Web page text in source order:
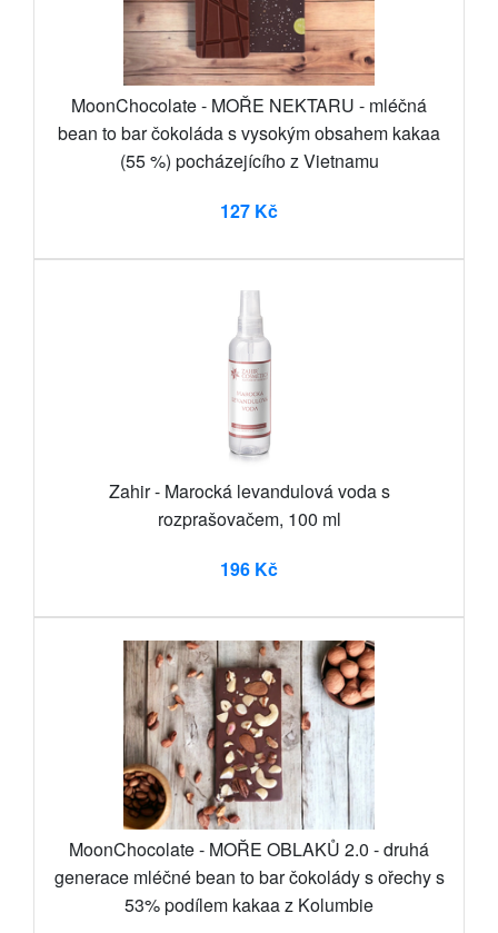
MoonChocolate - MOŘE NEKTARU - mléčná
bean to bar čokoláda s vysokým obsahem kakaa
(55 %) pocházejícího z Vietnamu
127 Kč
Zahir - Marocká levandulová voda s
rozprašovačem, 100 ml
196 Kč
MoonChocolate - MOŘE OBLAKŮ 2.0 - druhá
generace mléčné bean to bar čokolády s ořechy s
53% podílem kakaa z Kolumbie